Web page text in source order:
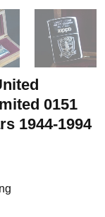
0151
1944-1994